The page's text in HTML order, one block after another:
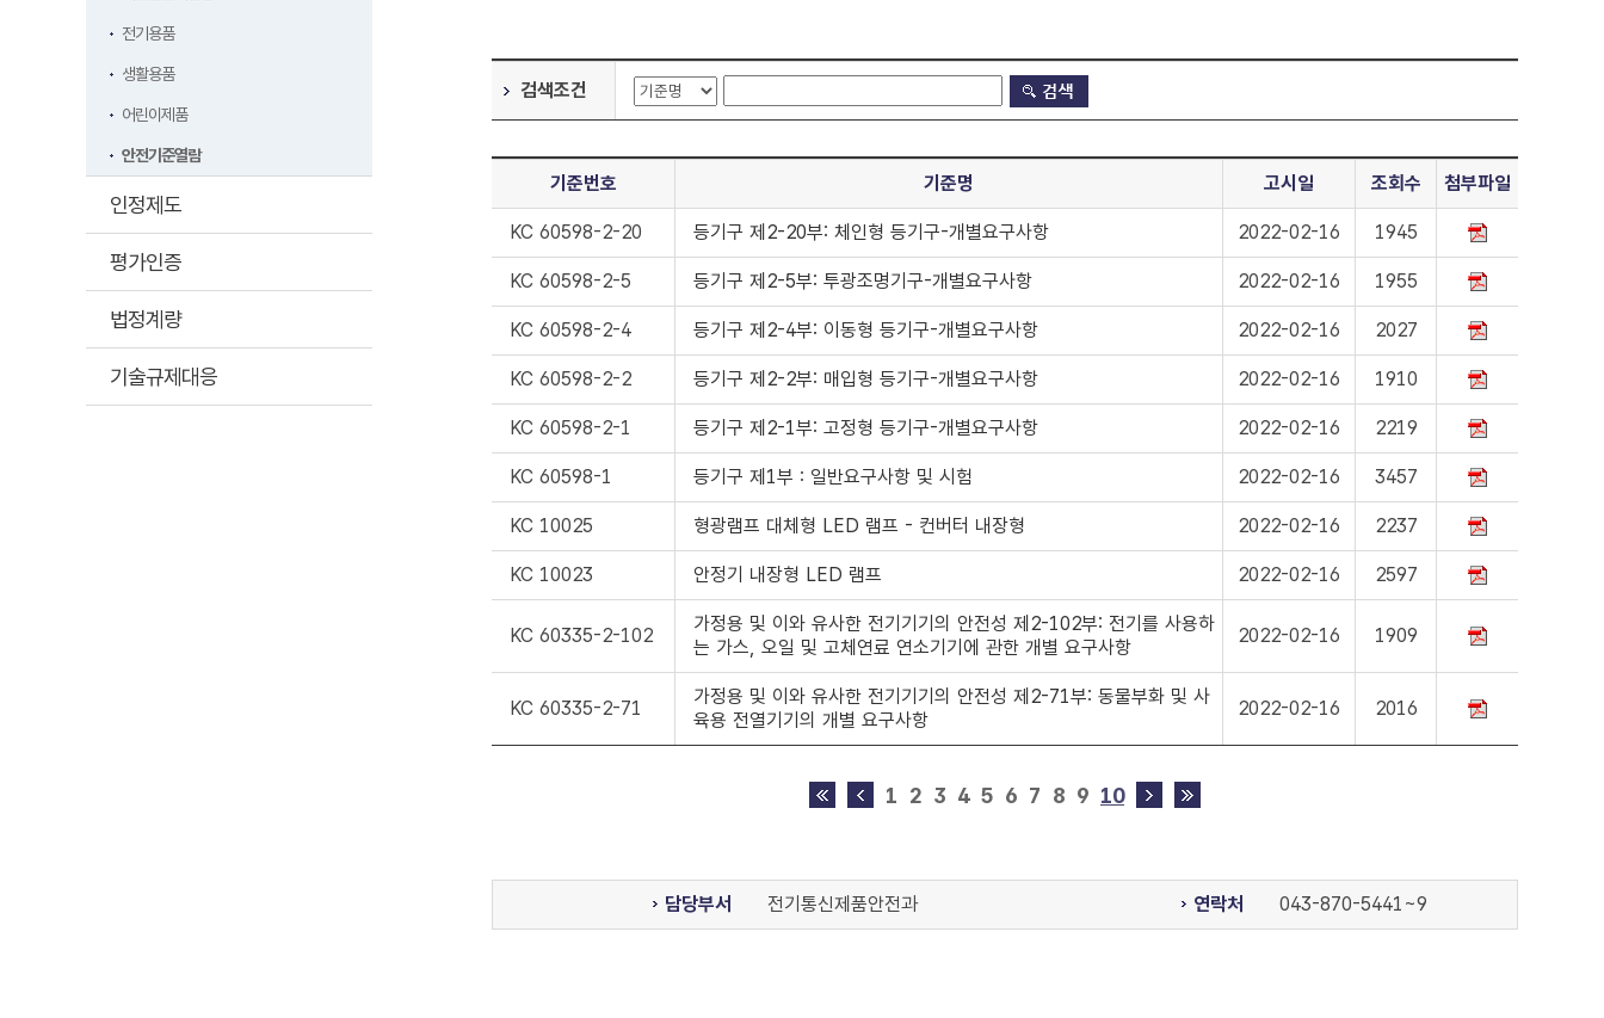
검색조건
기준번호 기준명 고시일 조회수 첨부파일
KC 60598-2-20 등기구 제2-20부: 체인형 등기구-개별요구사항 2022-02-16 1945
KC 60598-2-5 등기구 제2-5부: 투광조명기구-개별요구사항 2022-02-16 1955
KC 60598-2-4 등기구 제2-4부: 이동형 등기구-개별요구사항 2022-02-16 2027
KC 60598-2-2 등기구 제2-2부: 매입형 등기구-개별요구사항 2022-02-16 1910
KC 60598-2-1 등기구 제2-1부: 고정형 등기구-개별요구사항 2022-02-16 2219
KC 60598-1 등기구 제1부：일반요구사항 및 시험 2022-02-16 3457
KC 10025 형광램프 대체형 LED 램프 - 컨버터 내장형 2022-02-16 2237
KC 10023 안정기 내장형 LED 램프 2022-02-16 2597
KC 60335-2-102
가정용 및 이와 유사한 전기기기의 안전성 제2-102부: 전기를 사용하
는 가스, 오일 및 고체연료 연소기기에 관한 개별 요구사항
2022-02-16 1909
KC 60335-2-71
가정용 및 이와 유사한 전기기기의 안전성 제2-71부: 동물부화 및 사
육용 전열기기의 개별 요구사항
2022-02-16 2016
1 2 3 4 5 6 7 8 9 10
담당부서 전기통신제품안전과 연락처 043-870-5441~9
전기용품
생활용품
어린이제품
안전기준열람
인정제도
평가인증
법정계량
기술규제대응